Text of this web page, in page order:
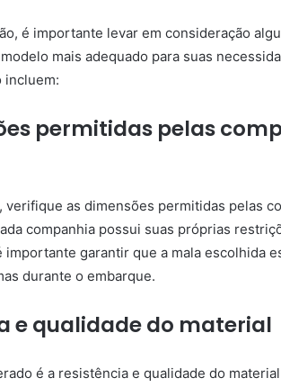
é importante levar em consideração
mais adequado para suas
incluem:
permitidas pelas
verifique as dimensões permitidas pelas
companhia possui suas próprias
importante garantir que a mala escolhida
durante o embarque.
e qualidade do material
é a resistência e qualidade do material